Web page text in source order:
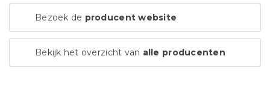
Bezoek de producent website
Bekijk het overzicht van alle producenten